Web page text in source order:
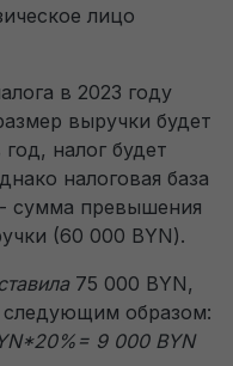
лицо
в 2023 году
выручки будет
налог будет
налоговая база
сумма превышения
(60 000 BYN).
75 000 BYN,
следующим образом:
9 000 BYN